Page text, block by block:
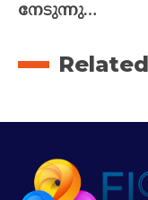
നേടുന്നു…